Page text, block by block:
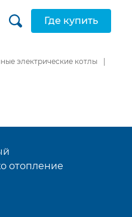
Где купить
электрические котлы
отопление